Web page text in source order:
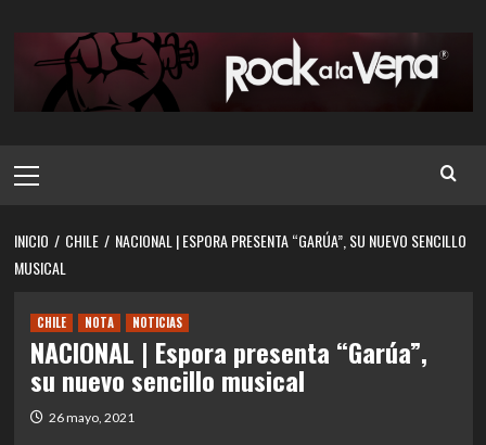
contenido
principal
INICIO CHILE
NACIONAL | ESPORA PRESENTA “GARÚA”, SU NUEVO SENCILLO
MUSICAL
CHILE NOTA NOTICIAS
NACIONAL | Espora presenta “Garúa”,
su nuevo sencillo musical
26 mayo, 2021